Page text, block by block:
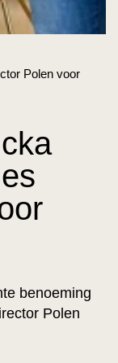
Polen voor
benoeming
Polen